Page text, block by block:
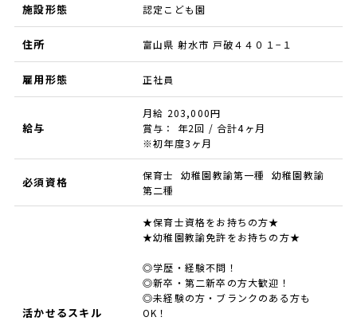
施設形態 認定こども園
住所 富山県 射水市 戸破４４０１−１
雇用形態 正社員
給与
月給 203,000円
賞与： 年2回 / 合計4ヶ月
※初年度3ヶ月
必須資格
保育士 幼稚園教諭第一種 幼稚園教諭
第二種
活かせるスキル
★保育士資格をお持ちの方★
★幼稚園教諭免許をお持ちの方★
◎学歴・経験不問！
◎新卒・第二新卒の方大歓迎！
◎未経験の方・ブランクのある方も
OK！